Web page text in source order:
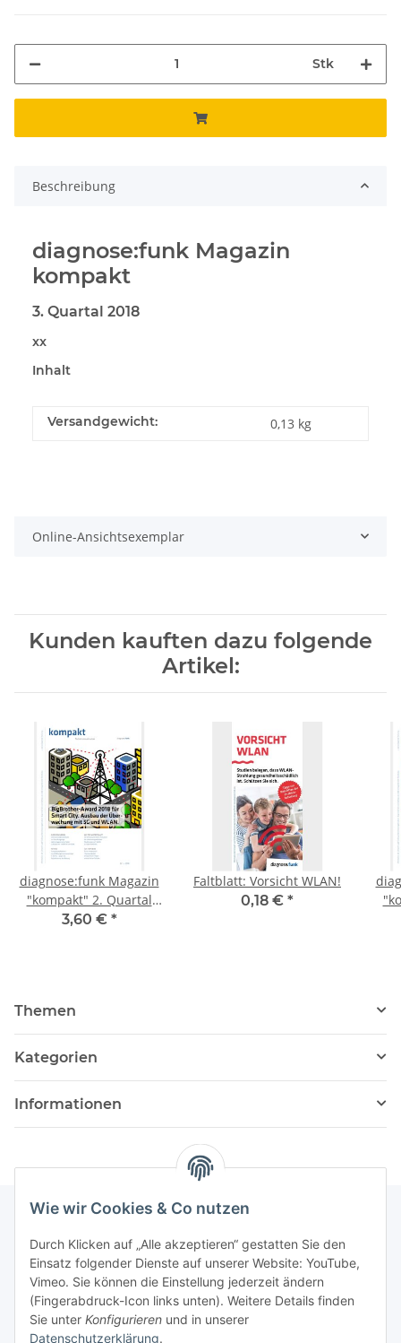
Stk
Beschreibung
diagnose:funk Magazin
kompakt
3. Quartal 2018
xx
Inhalt
Versandgewicht: 0,13 kg
Online-Ansichtsexemplar
Kunden kauften dazu folgende
Artikel:
diagnose:funk Magazin
"kompakt" 2. Quartal
2018 <Sonderdruck>
3,60 € *
Faltblatt: Vorsicht WLAN!
0,18 € *
Themen
Kategorien
Informationen
Wie wir Cookies & Co nutzen
Durch Klicken auf „Alle akzeptieren“ gestatten Sie den
Einsatz folgender Dienste auf unserer Website: YouTube,
Vimeo. Sie können die Einstellung jederzeit ändern
(Fingerabdruck-Icon links unten). Weitere Details finden
Sie unter Konfigurieren und in unserer
Datenschutzerklärung.